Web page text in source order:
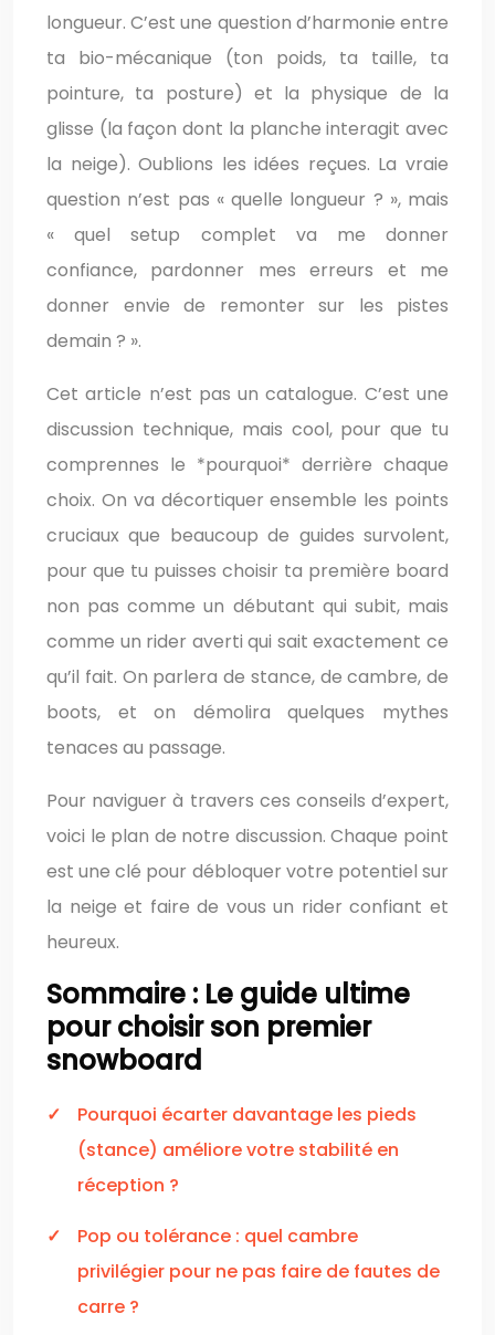
longueur. C’est une question d’harmonie entre
ta bio-mécanique (ton poids, ta taille, ta
pointure, ta posture) et la physique de la
glisse (la façon dont la planche interagit avec
la neige). Oublions les idées reçues. La vraie
question n’est pas « quelle longueur ? », mais
« quel setup complet va me donner
confiance, pardonner mes erreurs et me
donner envie de remonter sur les pistes
demain ? ».
Cet article n’est pas un catalogue. C’est une
discussion technique, mais cool, pour que tu
comprennes le *pourquoi* derrière chaque
choix. On va décortiquer ensemble les points
cruciaux que beaucoup de guides survolent,
pour que tu puisses choisir ta première board
non pas comme un débutant qui subit, mais
comme un rider averti qui sait exactement ce
qu’il fait. On parlera de stance, de cambre, de
boots, et on démolira quelques mythes
tenaces au passage.
Pour naviguer à travers ces conseils d’expert,
voici le plan de notre discussion. Chaque point
est une clé pour débloquer votre potentiel sur
la neige et faire de vous un rider confiant et
heureux.
Sommaire : Le guide ultime
pour choisir son premier
snowboard
Pourquoi écarter davantage les pieds
(stance) améliore votre stabilité en
réception ?
Pop ou tolérance : quel cambre
privilégier pour ne pas faire de fautes de
carre ?